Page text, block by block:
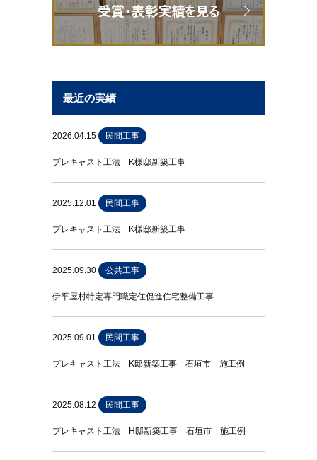
最近の実績
2026.04.15 民間工事
プレキャスト工法 K様邸新築工事
2025.12.01 民間工事
プレキャスト工法 K様邸新築工事
2025.09.30 公共工事
伊平屋村特定専門職定住促進住宅整備工事
2025.09.01 民間工事
プレキャスト工法 K邸新築工事 石垣市 施工例
2025.08.12 民間工事
プレキャスト工法 H邸新築工事 石垣市 施工例